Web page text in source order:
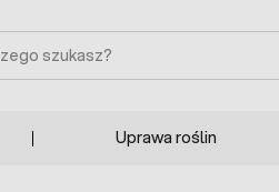
Uprawa roślin